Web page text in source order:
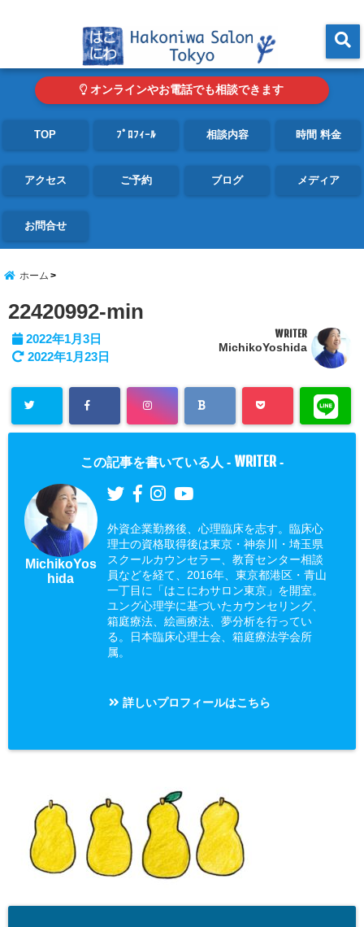
オンラインやお電話でも相談できます
TOP ﾌﾟﾛﾌｨｰﾙ 相談内容 時間 料金
アクセス ご予約 ブログ メディア
お問合せ
ホーム
22420992-min
2022年1月3日
2022年1月23日
WRITER
MichikoYoshida
この記事を書いている人 - WRITER -
MichikoYos
hida
外資企業勤務後、心理臨床を志す。臨床心
理士の資格取得後は東京・神奈川・埼玉県
スクールカウンセラー、教育センター相談
員などを経て、2016年、東京都港区・青山
一丁目に「はこにわサロン東京」を開室。
ユング心理学に基づいたカウンセリング、
箱庭療法、絵画療法、夢分析を行ってい
る。日本臨床心理士会、箱庭療法学会所
属。
詳しいプロフィールはこちら